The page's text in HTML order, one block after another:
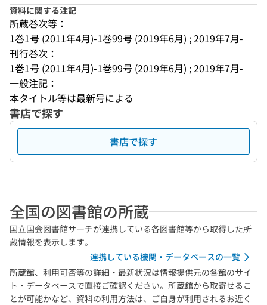
資料に関する注記
所蔵巻次等：
1巻1号 (2011年4月)-1巻99号 (2019年6月) ; 2019年7月-
刊行巻次：
1巻1号 (2011年4月)-1巻99号 (2019年6月) ; 2019年7月-
一般注記：
本タイトル等は最新号による
書店で探す
書店で探す
全国の図書館の所蔵
国立国会図書館サーチが連携している各図書館等から取得した所
蔵情報を表示します。
連携している機関・データベースの一覧
所蔵館、利用可否等の詳細・最新状況は情報提供元の各館のサイ
ト・データベースで直接ご確認ください。所蔵館から取寄せるこ
とが可能かなど、資料の利用方法は、ご自身が利用されるお近く